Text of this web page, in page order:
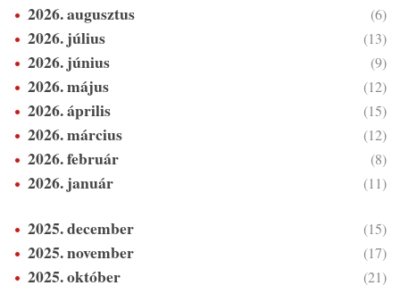
2026. augusztus (6)
2026. július (13)
2026. június (9)
2026. május (12)
2026. április (15)
2026. március (12)
2026. február (8)
2026. január (11)
2025. december (15)
2025. november (17)
2025. október (21)